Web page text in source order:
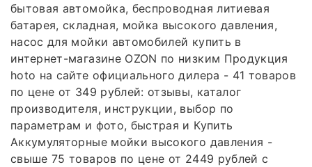
бытовая автомойка, беспроводная литиевая
батарея, складная, мойка высокого давления,
насос для мойки автомобилей купить в
интернет-магазине OZON по низким Продукция
hoto на сайте официального дилера - 41 товаров
по цене от 349 рублей: отзывы, каталог
производителя, инструкции, выбор по
параметрам и фото, быстрая и Купить
Аккумуляторные мойки высокого давления -
свыше 75 товаров по цене от 2449 рублей с